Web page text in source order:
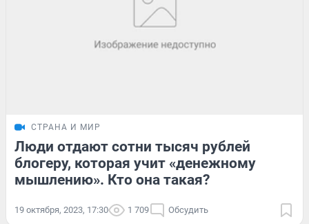
СТРАНА И МИР
Люди отдают сотни тысяч рублей
блогеру, которая учит «денежному
мышлению». Кто она такая?
19 октября, 2023, 17:30 1 709 Обсудить